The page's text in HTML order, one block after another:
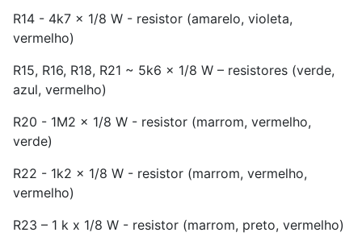
R14 - 4k7 x 1/8 W - resistor (amarelo, violeta,
vermelho)
R15, R16, R18, R21 ~ 5k6 x 1/8 W – resistores (verde,
azul, vermelho)
R20 - 1M2 x 1/8 W - resistor (marrom, vermelho,
verde)
R22 - 1k2 x 1/8 W - resistor (marrom, vermelho,
vermelho)
R23 – 1 k x 1/8 W - resistor (marrom, preto, vermelho)